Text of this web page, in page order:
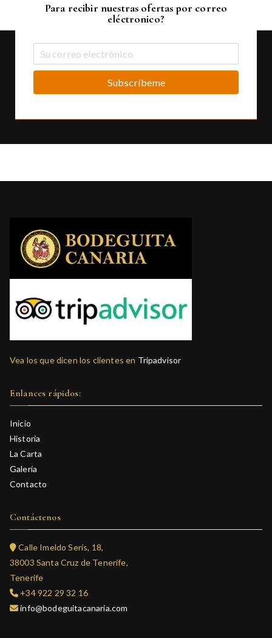
Para recibir nuestras ofertas por correo
eléctronico?
Vea los que dicen los clientes en Tripadvisor
Enlances rápidos:
Inicio
Historia
La Carta
Galería
Contacto
Contáctenos
Calle Imeldo Serís, 18,
38003 Santa Cruz de Tenerife,
Tenerife
+34 922 29 32 16
info@bodeguitacanaria.com